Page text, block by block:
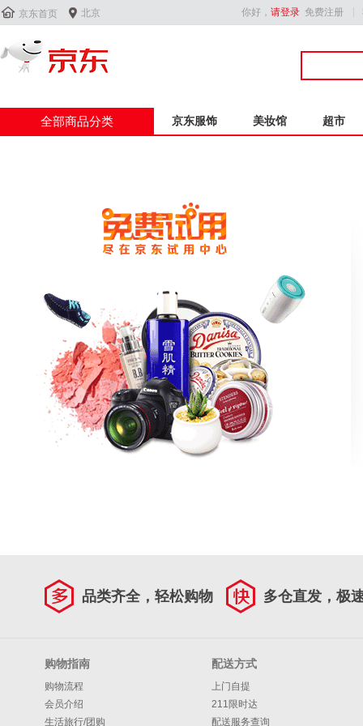
 京东首页  北京 你好， 请登录 免费注册
全部商品分类 京东服饰 美妆馆 超市
品类齐全，轻松购物 多仓直发，极
购物指南
购物流程
会员介绍
生活旅行/团购
配送方式
上门自提
211限时达
配送服务查询